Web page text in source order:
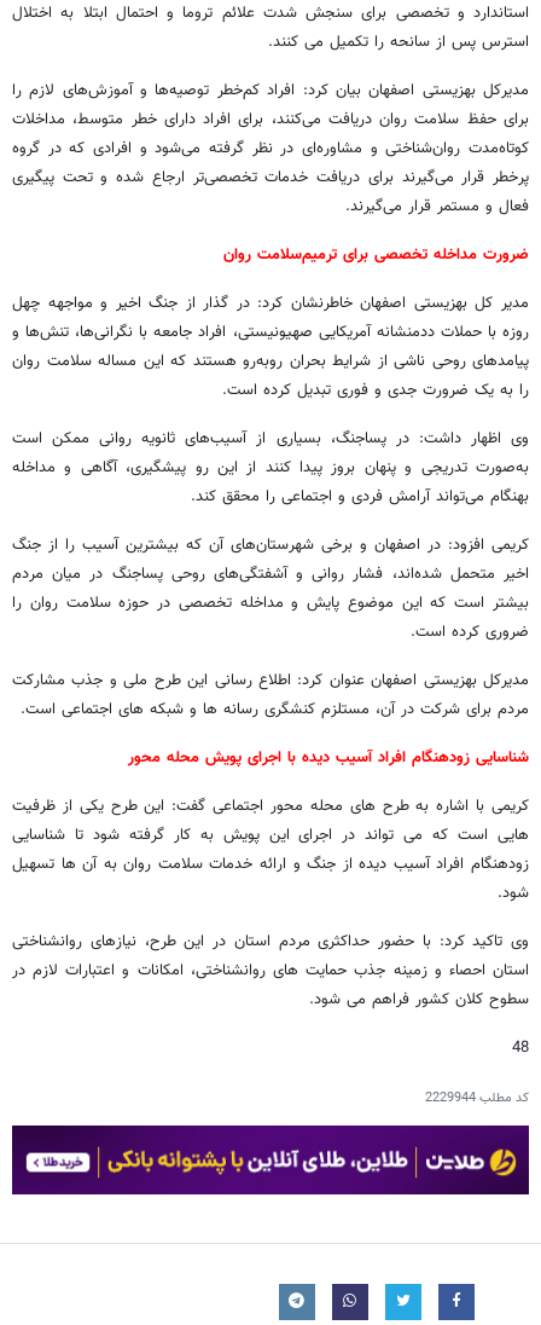
استاندارد و تخصصی برای سنجش شدت علائم تروما و احتمال ابتلا به اختلال
استرس پس از سانحه را تکمیل می کنند.
مدیرکل بهزیستی اصفهان بیان کرد: افراد کم‌خطر توصیه‌ها و آموزش‌های لازم را
برای حفظ سلامت روان دریافت می‌کنند، برای افراد دارای خطر متوسط، مداخلات
کوتاه‌مدت روان‌شناختی و مشاوره‌ای در نظر گرفته می‌شود و افرادی که در گروه
پرخطر قرار می‌گیرند برای دریافت خدمات تخصصی‌تر ارجاع شده و تحت پیگیری
فعال و مستمر قرار می‌گیرند.
ضرورت مداخله تخصصی برای ترمیم‌سلامت روان
مدیر کل بهزیستی اصفهان خاطرنشان کرد: در گذار از جنگ اخیر و مواجهه چهل
روزه با حملات ددمنشانه آمریکایی صهیونیستی، افراد جامعه با نگرانی‌ها، تنش‌ها و
پیامدهای روحی ناشی از شرایط بحران روبه‌رو هستند که این مساله سلامت روان
را به یک ضرورت جدی و فوری تبدیل کرده است.
وی اظهار داشت: در پساجنگ، بسیاری از آسیب‌های ثانویه روانی ممکن است
به‌صورت تدریجی و پنهان بروز پیدا کنند از این رو پیشگیری، آگاهی و مداخله
بهنگام می‌تواند آرامش فردی و اجتماعی را محقق کند.
کریمی افزود: در اصفهان و برخی شهرستان‌های آن که بیشترین آسیب را از جنگ
اخیر متحمل شده‌اند، فشار روانی و آشفتگی‌های روحی پساجنگ در میان مردم
بیشتر است که این موضوع پایش و مداخله تخصصی در حوزه سلامت روان را
ضروری کرده است.
مدیرکل بهزیستی اصفهان عنوان کرد: اطلاع رسانی این طرح ملی و جذب مشارکت
مردم برای شرکت در آن، مستلزم کنشگری رسانه ها و شبکه های اجتماعی است.
شناسایی زودهنگام افراد آسیب دیده با اجرای پویش محله محور
کریمی با اشاره به طرح های محله محور اجتماعی گفت: این طرح یکی از ظرفیت
هایی است که می تواند در اجرای این پویش به کار گرفته شود تا شناسایی
زودهنگام افراد آسیب دیده از جنگ و ارائه خدمات سلامت روان به آن ها تسهیل
شود.
وی تاکید کرد: با حضور حداکثری مردم استان در این طرح، نیازهای روانشناختی
استان احصاء و زمینه جذب حمایت های روانشناختی، امکانات و اعتبارات لازم در
سطوح کلان کشور فراهم می شود.
48
کد مطلب2229944